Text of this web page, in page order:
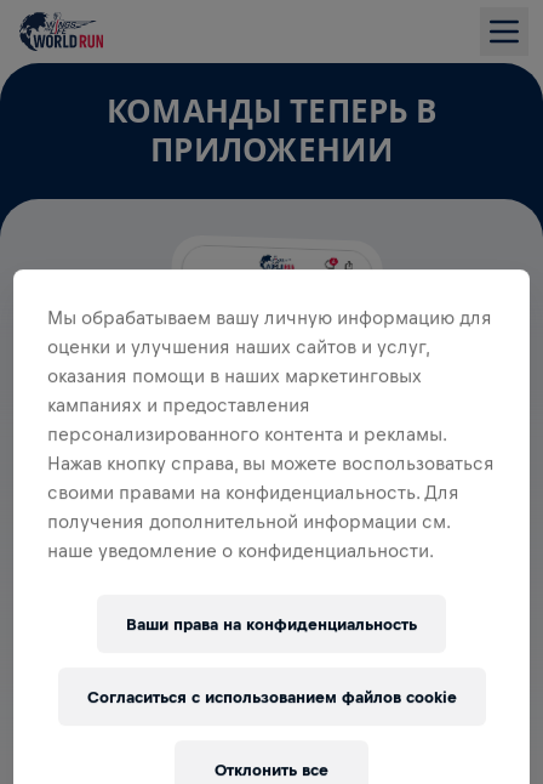
КОМАНДЫ ТЕПЕРЬ В
ПРИЛОЖЕНИИ
РАЗДЕЛ С КОМАНДАМИ
— создавай свою или присоединяйся к любой уже
подбадривайте друг друга.
Мы обрабатываем вашу личную информацию для
оценки и улучшения наших сайтов и услуг,
оказания помощи в наших маркетинговых
кампаниях и предоставления
персонализированного контента и рекламы.
Нажав кнопку справа, вы можете воспользоваться
своими правами на конфиденциальность. Для
получения дополнительной информации см.
наше уведомление о конфиденциальности.
Ваши права на конфиденциальность
Отклонить все
Согласиться с использованием файлов cookie